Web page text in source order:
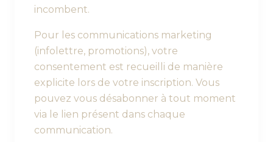
incombent.
Pour les communications marketing
(infolettre, promotions), votre
consentement est recueilli de manière
explicite lors de votre inscription. Vous
pouvez vous désabonner à tout moment
via le lien présent dans chaque
communication.